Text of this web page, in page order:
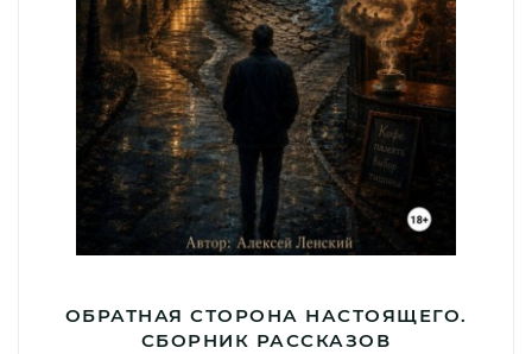
ОБРАТНАЯ СТОРОНА НАСТОЯЩЕГО.
СБОРНИК РАССКАЗОВ